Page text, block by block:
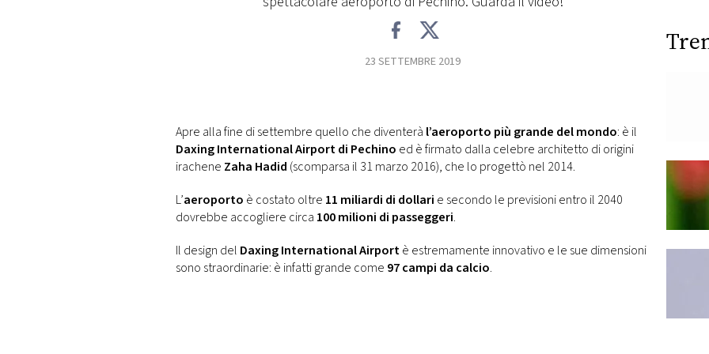
23 SETTEMBRE 2019
Apre alla fine di settembre quello che diventerà l’aeroporto più grande del mondo: è il
Daxing International Airport di Pechino ed è firmato dalla celebre architetto di origini
irachene Zaha Hadid (scomparsa il 31 marzo 2016), che lo progettò nel 2014.
L’aeroporto è costato oltre 11 miliardi di dollari e secondo le previsioni entro il 2040
dovrebbe accogliere circa 100 milioni di passeggeri.
Il design del Daxing International Airportè estremamente innovativo e le sue dimensioni
sono straordinarie: è infatti grande come 97 campi da calcio.